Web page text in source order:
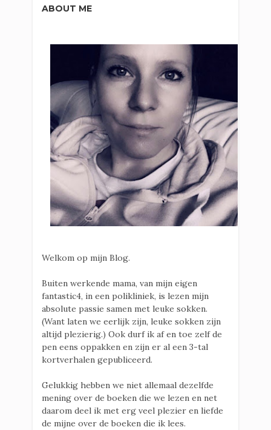
ABOUT ME
Welkom op mijn Blog.
Buiten werkende mama, van mijn eigen
fantastic4, in een polikliniek, is lezen mijn
absolute passie samen met leuke sokken.
(Want laten we eerlijk zijn, leuke sokken zijn
altijd plezierig.) Ook durf ik af en toe zelf de
pen eens oppakken en zijn er al een 3-tal
kortverhalen gepubliceerd.
Gelukkig hebben we niet allemaal dezelfde
mening over de boeken die we lezen en net
daarom deel ik met erg veel plezier en liefde
de mijne over de boeken die ik lees.